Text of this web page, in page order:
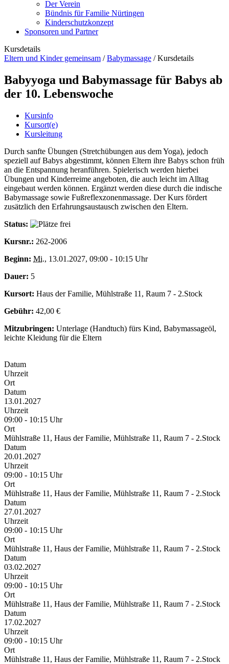
Der Verein
Bündnis für Familie Nürtingen
Kinderschutzkonzept
Sponsoren und Partner
Kursdetails
Eltern und Kinder gemeinsam /Babymassage /Kursdetails
Babyyoga und Babymassage für Babys ab
der 10. Lebenswoche
Kursinfo
Kursort(e)
Kursleitung
Durch sanfte Übungen (Stretchübungen aus dem Yoga), jedoch
speziell auf Babys abgestimmt, können Eltern ihre Babys schon früh
an die Entspannung heranführen. Spielerisch werden hierbei
Übungen und Kinderreime angeboten, die auch leicht im Alltag
eingebaut werden können. Ergänzt werden diese durch die indische
Babymassage sowie Fußreflexzonenmassage. Der Kurs fördert
zusätzlich den Erfahrungsaustausch zwischen den Eltern.
Status:
Kursnr.: 262-2006
Beginn: Mi., 13.01.2027, 09:00 - 10:15 Uhr
Dauer: 5
Kursort: Haus der Familie, Mühlstraße 11, Raum 7 - 2.Stock
Gebühr: 42,00 €
Mitzubringen: Unterlage (Handtuch) fürs Kind, Babymassageöl,
leichte Kleidung für die Eltern
Datum
Uhrzeit
Ort
Datum
13.01.2027
Uhrzeit
09:00 - 10:15 Uhr
Ort
Mühlstraße 11, Haus der Familie, Mühlstraße 11, Raum 7 - 2.Stock
Datum
20.01.2027
Uhrzeit
09:00 - 10:15 Uhr
Ort
Mühlstraße 11, Haus der Familie, Mühlstraße 11, Raum 7 - 2.Stock
Datum
27.01.2027
Uhrzeit
09:00 - 10:15 Uhr
Ort
Mühlstraße 11, Haus der Familie, Mühlstraße 11, Raum 7 - 2.Stock
Datum
03.02.2027
Uhrzeit
09:00 - 10:15 Uhr
Ort
Mühlstraße 11, Haus der Familie, Mühlstraße 11, Raum 7 - 2.Stock
Datum
17.02.2027
Uhrzeit
09:00 - 10:15 Uhr
Ort
Mühlstraße 11, Haus der Familie, Mühlstraße 11, Raum 7 - 2.Stock